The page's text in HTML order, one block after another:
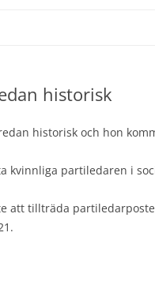
historisk
historisk och hon
kvinnliga partiledaren i
att tillträda